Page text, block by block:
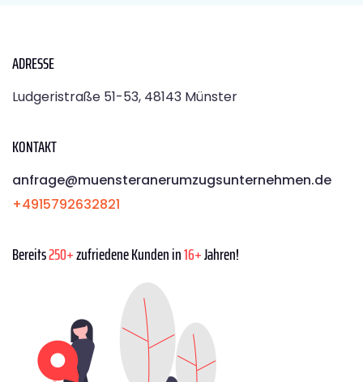
ADRESSE
Ludgeristraße 51-53, 48143 Münster
KONTAKT
anfrage@muensteranerumzugsunternehmen.de
+4915792632821
Bereits250+zufriedene Kunden in16+Jahren!